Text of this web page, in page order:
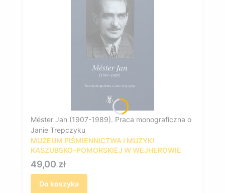
Méster Jan (1907-1989). Praca monograficzna o
Janie Trepczyku
MUZEUM PIŚMIENNICTWA I MUZYKI
KASZUBSKO-POMORSKIEJ W WEJHEROWIE
Cena
49,00 zł
Do koszyka